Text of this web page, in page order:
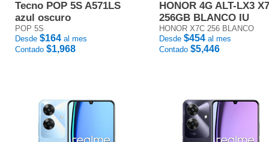
Tecno POP 5S A571LS
azul oscuro
POP 5S
Desde $164 al mes
Contado $1,968
HONOR 4G ALT-LX3
256GB BLANCO IU
HONOR X7C 256 BLANCO
Desde $454 al mes
Contado $5,446